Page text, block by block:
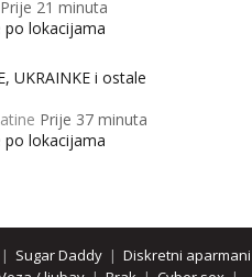
Prije 21 minuta
po lokacijama
UKRAINKE i ostale
Prije 37 minuta
po lokacijama
| Sugar Daddy| Diskretni aparmani